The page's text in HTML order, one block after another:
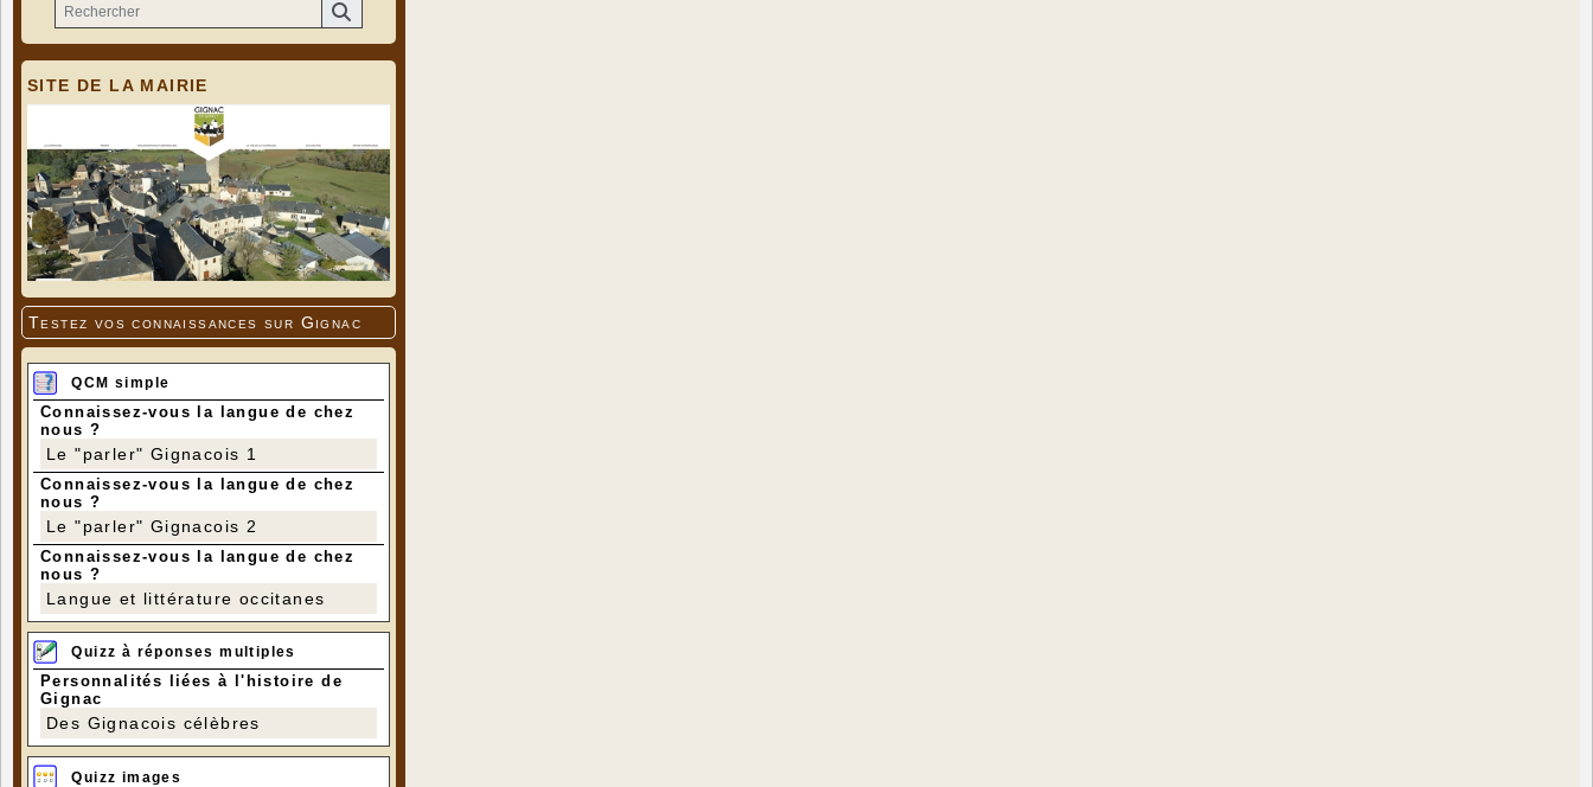
SITE DE LA MAIRIE
Testez vos connaissances sur Gignac
QCM simple
Connaissez-vous la langue de chez
nous ?
Le "parler" Gignacois 1
Connaissez-vous la langue de chez
nous ?
Le "parler" Gignacois 2
Connaissez-vous la langue de chez
nous ?
Langue et littérature occitanes
Quizz à réponses multiples
Personnalités liées à l'histoire de
Gignac
Des Gignacois célèbres
Quizz images